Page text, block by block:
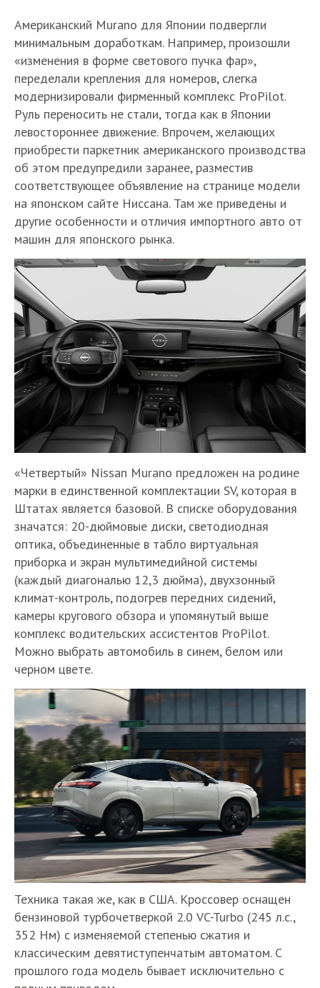
Американский Murano для Японии подвергли
минимальным доработкам. Например, произошли
«изменения в форме светового пучка фар»,
переделали крепления для номеров, слегка
модернизировали фирменный комплекс ProPilot.
Руль переносить не стали, тогда как в Японии
левостороннее движение. Впрочем, желающих
приобрести паркетник американского производства
об этом предупредили заранее, разместив
соответствующее объявление на странице модели
на японском сайте Ниссана. Там же приведены и
другие особенности и отличия импортного авто от
машин для японского рынка.
«Четвертый» Nissan Murano предложен на родине
марки в единственной комплектации SV, которая в
Штатах является базовой. В списке оборудования
значатся: 20-дюймовые диски, светодиодная
оптика, объединенные в табло виртуальная
приборка и экран мультимедийной системы
(каждый диагональю 12,3 дюйма), двухзонный
климат-контроль, подогрев передних сидений,
камеры кругового обзора и упомянутый выше
комплекс водительских ассистентов ProPilot.
Можно выбрать автомобиль в синем, белом или
черном цвете.
Техника такая же, как в США. Кроссовер оснащен
бензиновой турбочетверкой 2.0 VC-Turbo (245 л.с.,
352 Нм) с изменяемой степенью сжатия и
классическим девятиступенчатым автоматом. С
прошлого года модель бывает исключительно с